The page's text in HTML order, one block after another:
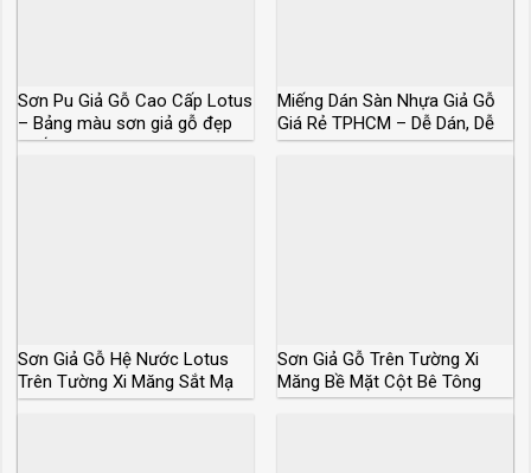
Sơn Pu Giả Gỗ Cao Cấp Lotus
– Bảng màu sơn giả gỗ đẹp
nhất
Miếng Dán Sàn Nhựa Giả Gỗ
Giá Rẻ TPHCM – Dễ Dán, Dễ
Thay
Sơn Giả Gỗ Hệ Nước Lotus
Trên Tường Xi Măng Sắt Mạ
Kẽm
Sơn Giả Gỗ Trên Tường Xi
Măng Bề Mặt Cột Bê Tông